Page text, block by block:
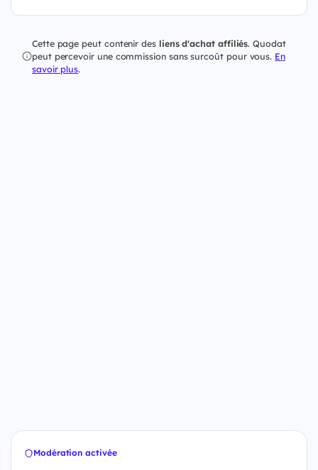
Cette page peut contenir des liens d'achat affiliés. Quodat
peut percevoir une commission sans surcoût pour vous. En
savoir plus.
Modération activée